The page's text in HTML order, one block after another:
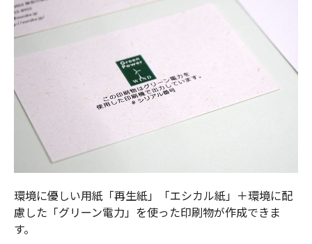
環境に優しい用紙「再生紙」「エシカル紙」＋環境に配
慮した「グリーン電力」を使った印刷物が作成できま
す。